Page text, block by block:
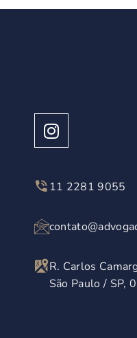
11 2281 9055
R. Carlos
São Paulo / SP,